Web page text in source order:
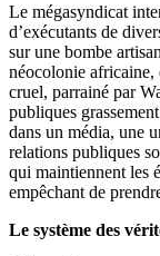
Le mégasyndicat
d’exécutants de
sur une bombe
néocolonie africaine,
cruel, parrainé par
publiques
dans un média, une
relations publiques
qui maintiennent les
empêchant de
Le système des